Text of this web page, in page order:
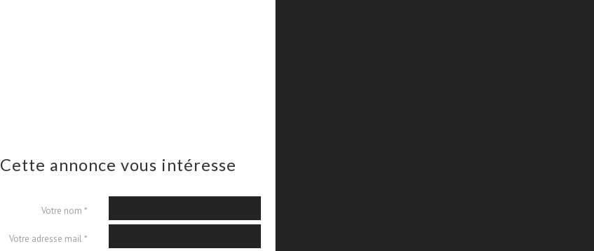
Cette annonce vous intéresse
Votre nom *
Votre adresse mail *